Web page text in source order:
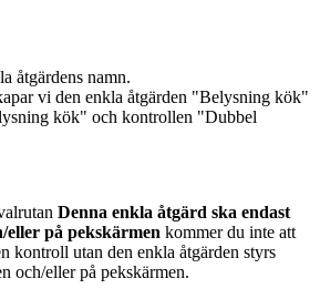
åtgärdens namn.
vi den enkla åtgärden "Belysning kök"
kök" och kontrollen "Dubbel
Denna enkla åtgärd ska endast
eller på pekskärmen kommer du inte att
kontroll utan den enkla åtgärden styrs
och/eller på pekskärmen.